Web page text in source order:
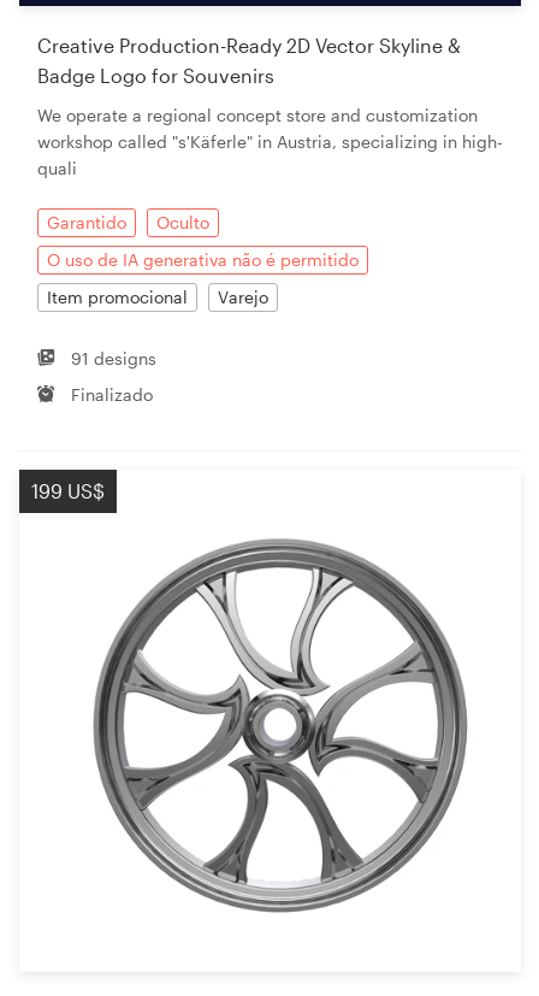
Creative Production-Ready 2D Vector Skyline &
Badge Logo for Souvenirs
We operate a regional concept store and customization
workshop called "s'Käferle" in Austria, specializing in high-
quali
Garantido
Oculto
O uso de IA generativa não é permitido
Item promocional
Varejo
91 designs
Finalizado
199 US$